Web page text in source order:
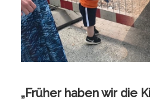
„Früher haben wir die